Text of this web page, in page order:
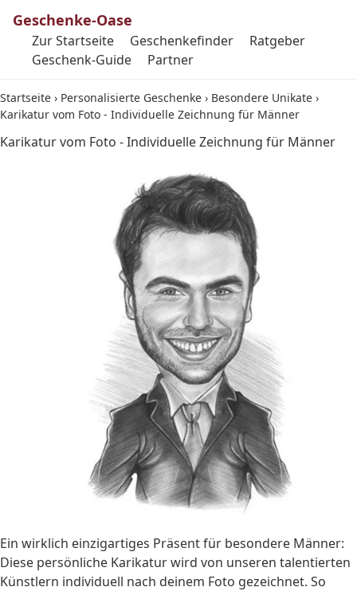
Geschenke-Oase
Zur Startseite Geschenkefinder
Ratgeber
Geschenk-Guide
Partner
Startseite › Personalisierte Geschenke › Besondere Unikate ›
Karikatur vom Foto - Individuelle Zeichnung für Männer
Karikatur vom Foto - Individuelle Zeichnung für Männer
Ein wirklich einzigartiges Präsent für besondere Männer:
Diese persönliche Karikatur wird von unseren talentierten
Künstlern individuell nach deinem Foto gezeichnet. So